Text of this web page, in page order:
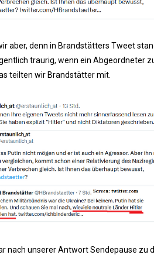
aber, denn in Brandstätters Tweet
traurig, wenn ein Abgeordneter
teilten wir Brandstätter mit.
nach unserer Antwort Sendepause zu